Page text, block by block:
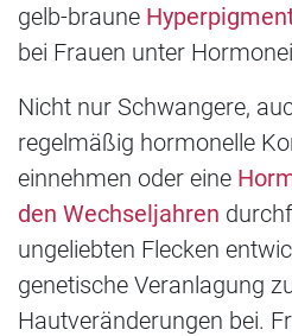
gelb-braune
bei Frauen unter
Nicht nur Schwangere,
regelmäßig hormonelle
einnehmen oder eine
den Wechseljahren
ungeliebten Flecken
genetische Veranlagung
Hautveränderungen bei.